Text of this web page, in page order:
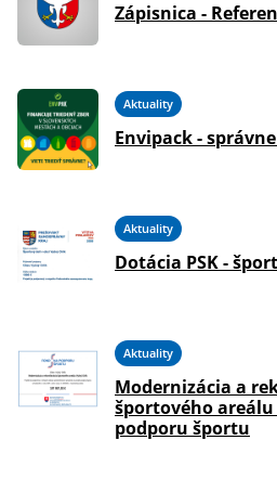
Zápisnica -
Aktuality
Envipack -
Aktuality
Dotácia PSK -
Aktuality
Modernizácia a
športového areálu
podporu športu